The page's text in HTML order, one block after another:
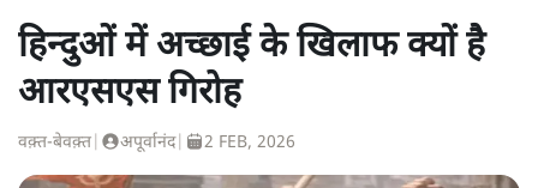
हिन्दुओं में अच्छाई के खिलाफ क्यों है
आरएसएस गिरोह
वक़्त-बेवक़्त अपूर्वानंद| 2 FEB, 2026